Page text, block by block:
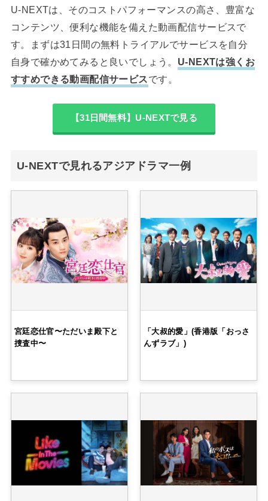
U-NEXTは、そのコストパフォーマンスの高さ、豊富な
コンテンツ、便利な機能を備えた動画配信サービスで
す。まずは31日間の無料トライアルでサービスを自分
自身で確かめてみると良いでしょう。 U-NEXTは強くお
すすめできる動画配信サービスです。
【31日間無料】U-NEXTで見る
U-NEXTで見れるアジアドラマ一例
宮廷恋仕官〜ただいま殿下と
捜査中〜
「大叔的愛」(香港版「おっさ
んずラブ」)